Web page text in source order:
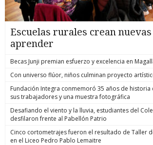
Escuelas rurales crean
aprender
Becas Junji premian esfuerzo y excelencia en
Con universo flúor, niños culminan proyecto
Fundación Integra conmemoró 35 años de
sus trabajadores y una muestra fotográfica
Desafiando el viento y la lluvia, estudiantes del
desfilaron frente al Pabellón Patrio
Cinco cortometrajes fueron el resultado de Taller
en el Liceo Pedro Pablo Lemaitre